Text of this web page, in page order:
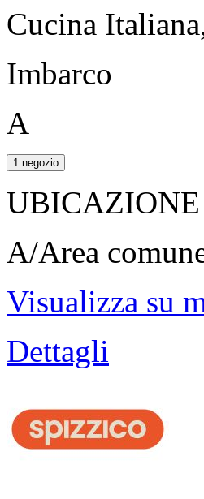
Cucina
Imbarco
A
1 negozio
UBICAZIONE
A/Area
Visualizza su
Dettagli